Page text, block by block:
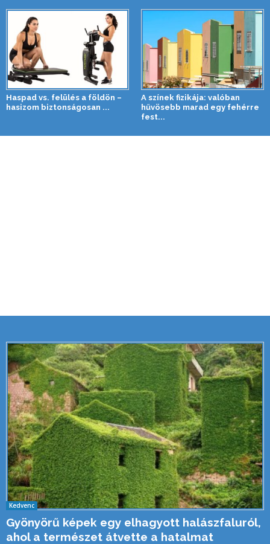
Haspad vs. felülés a földön –
hasizom biztonságosan ...
A színek fizikája: valóban
hűvösebb marad egy fehérre
fest...
Kedvenc
Gyönyörű képek egy elhagyott halászfaluról,
ahol a természet átvette a hatalmat